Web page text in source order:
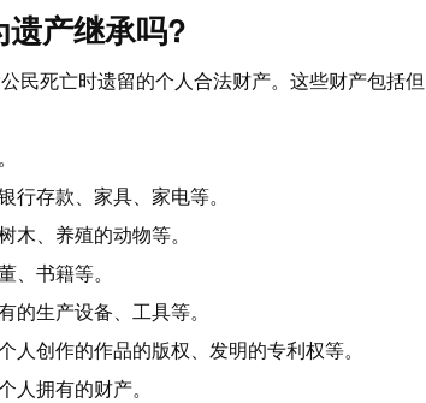
产继承吗?
民死亡时遗留的个人合法财产。这些财产包括但
存款、家具、家电等。
、养殖的动物等。
书籍等。
生产设备、工具等。
创作的作品的版权、发明的专利权等。
拥有的财产。